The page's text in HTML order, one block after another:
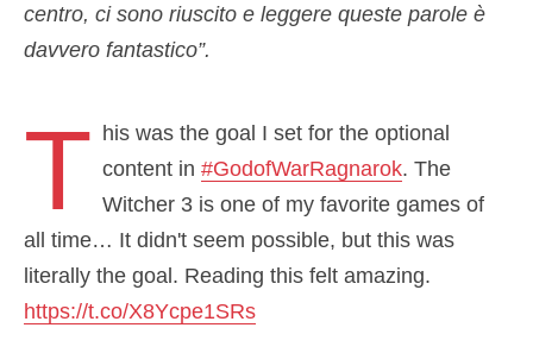
centro, ci sono riuscito e leggere queste parole è
davvero fantastico”.
T his was the goal I set for the optional
content in#GodofWarRagnarok. The
Witcher 3 is one of my favorite games of
all time… It didn't seem possible, but this was
literally the goal. Reading this felt amazing.
https://t.co/X8Ycpe1SRs